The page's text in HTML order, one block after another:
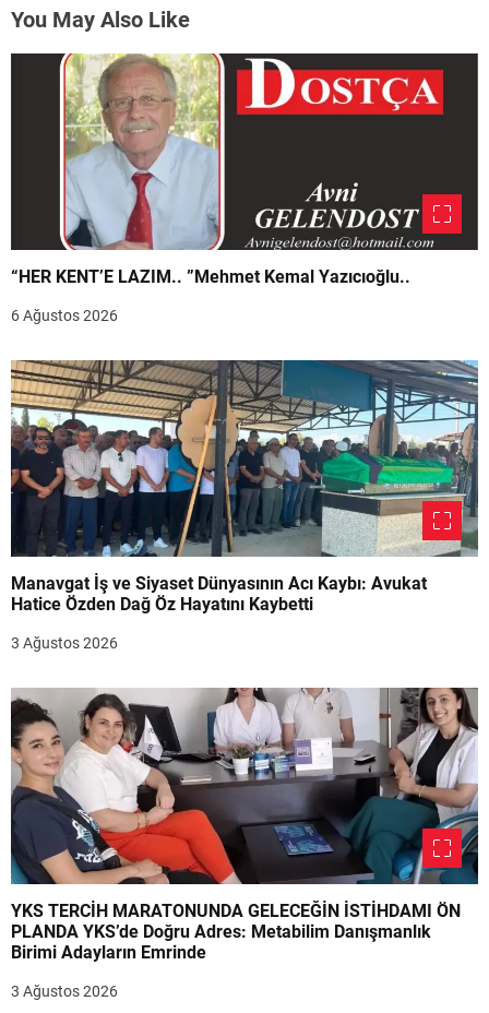
You May Also Like
“HER KENT’E LAZIM.. ”Mehmet Kemal Yazıcıoğlu..
6 Ağustos 2026
Manavgat İş ve Siyaset Dünyasının Acı Kaybı: Avukat
Hatice Özden Dağ Öz Hayatını Kaybetti
3 Ağustos 2026
YKS TERCİH MARATONUNDA GELECEĞİN İSTİHDAMI ÖN
PLANDA YKS’de Doğru Adres: Metabilim Danışmanlık
Birimi Adayların Emrinde
3 Ağustos 2026